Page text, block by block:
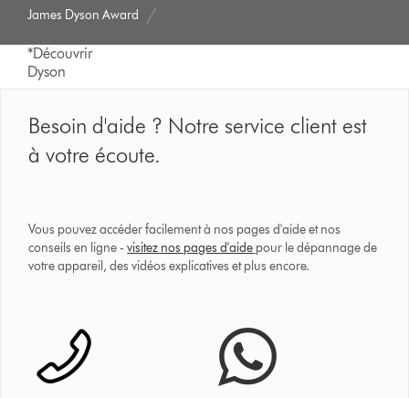
James Dyson Award
*Découvrir
Dyson
Besoin d'aide ? Notre service client est
à votre écoute.
Vous pouvez accéder facilement à nos pages d'aide et nos
conseils en ligne -visitez nos pages d'aide pour le dépannage de
votre appareil, des vidéos explicatives et plus encore.